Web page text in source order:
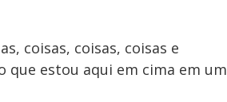
coisas, coisas, coisas e
que estou aqui em cima em um